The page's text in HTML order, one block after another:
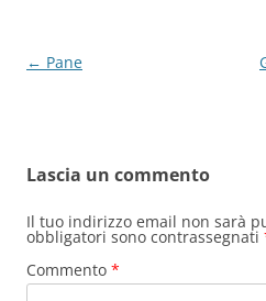
Navigazione
← Pane
Lascia un commento
Il tuo indirizzo email non sarà
obbligatori sono contrassegnati
Commento *